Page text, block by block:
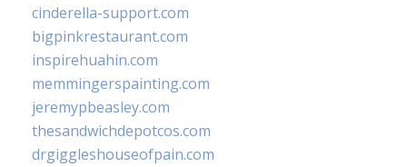
cinderella-support.com
bigpinkrestaurant.com
inspirehuahin.com
memmingerspainting.com
jeremypbeasley.com
thesandwichdepotcos.com
drgiggleshouseofpain.com